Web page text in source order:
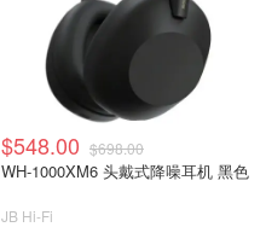
$548.00 $698.00
WH-1000XM6 头戴式降噪耳机 黑色
JB Hi-Fi